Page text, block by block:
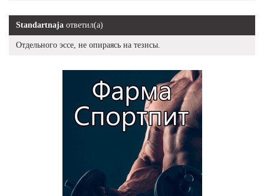
Standartnaja ответил(а)
Отдельного эссе, не опираясь на тезисы.